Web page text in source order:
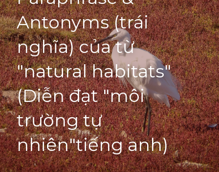
Giải đề thi từng câu
Lời khuyên
Giải đề thi
Academic words
Phrase
Phrasal Verb
Idioms đồng nghĩa
HỌC THỬ
Antonyms (trái
nghĩa) của từ
"natural habitats"
(Diễn đạt "môi
trường tự
nhiên"tiếng anh)